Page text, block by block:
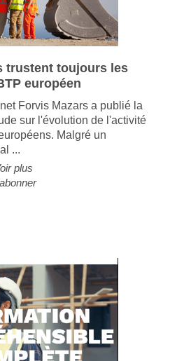
trustent toujours les
européen
Forvis Mazars a publié la
sur l'évolution de l'activité
Malgré un
...
plus